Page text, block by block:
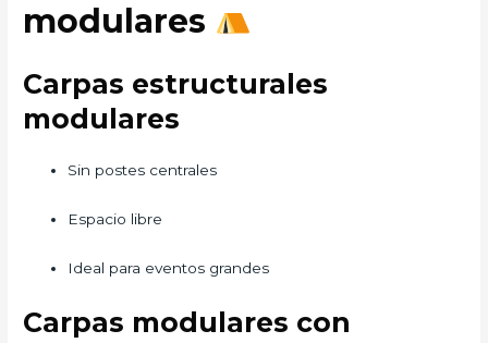
modulares
Carpas estructurales
modulares
Sin postes centrales
Espacio libre
Ideal para eventos grandes
Carpas modulares con